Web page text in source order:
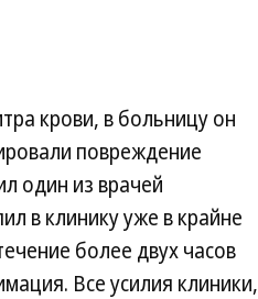
крови, в больницу он
повреждение
один из врачей
в клинику уже в крайне
более двух часов
Все усилия клиники,